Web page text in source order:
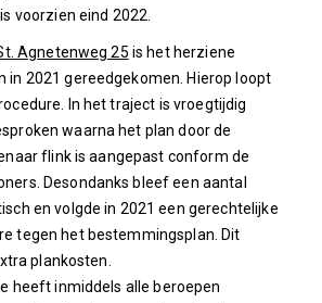
voorzien eind 2022.
Agnetenweg 25 is het herziene
in 2021 gereedgekomen. Hierop loopt
In het traject is vroegtijdig
waarna het plan door de
flink is aangepast conform de
Desondanks bleef een aantal
en volgde in 2021 een gerechtelijke
tegen het bestemmingsplan. Dit
plankosten.
heeft inmiddels alle beroepen